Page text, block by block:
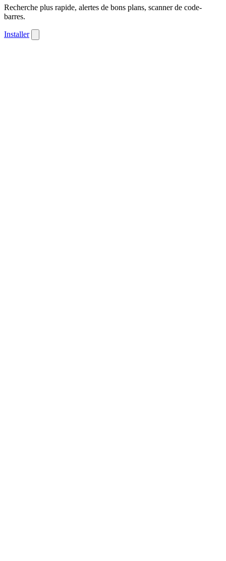
Recherche plus rapide, alertes de bons plans, scanner de code-
barres.
Installer